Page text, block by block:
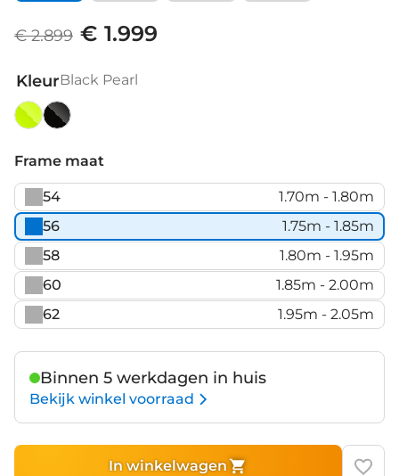
€ 2.899 € 1.999
KleurBlack Pearl
LimePearl
Frame maat
54
1.70m - 1.80m
56
1.75m - 1.85m
58
1.80m - 1.95m
60
1.85m - 2.00m
62
1.95m - 2.05m
Binnen 5 werkdagen in huis
Bekijk winkel voorraad
In winkelwagen